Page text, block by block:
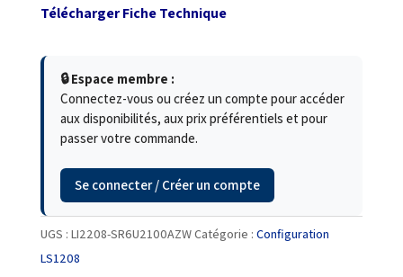
Télécharger Fiche Technique
🔒 Espace membre :
Connectez-vous ou créez un compte pour accéder
aux disponibilités, aux prix préférentiels et pour
passer votre commande.
Se connecter / Créer un compte
UGS : LI2208-SR6U2100AZWCatégorie : Configuration
LS1208